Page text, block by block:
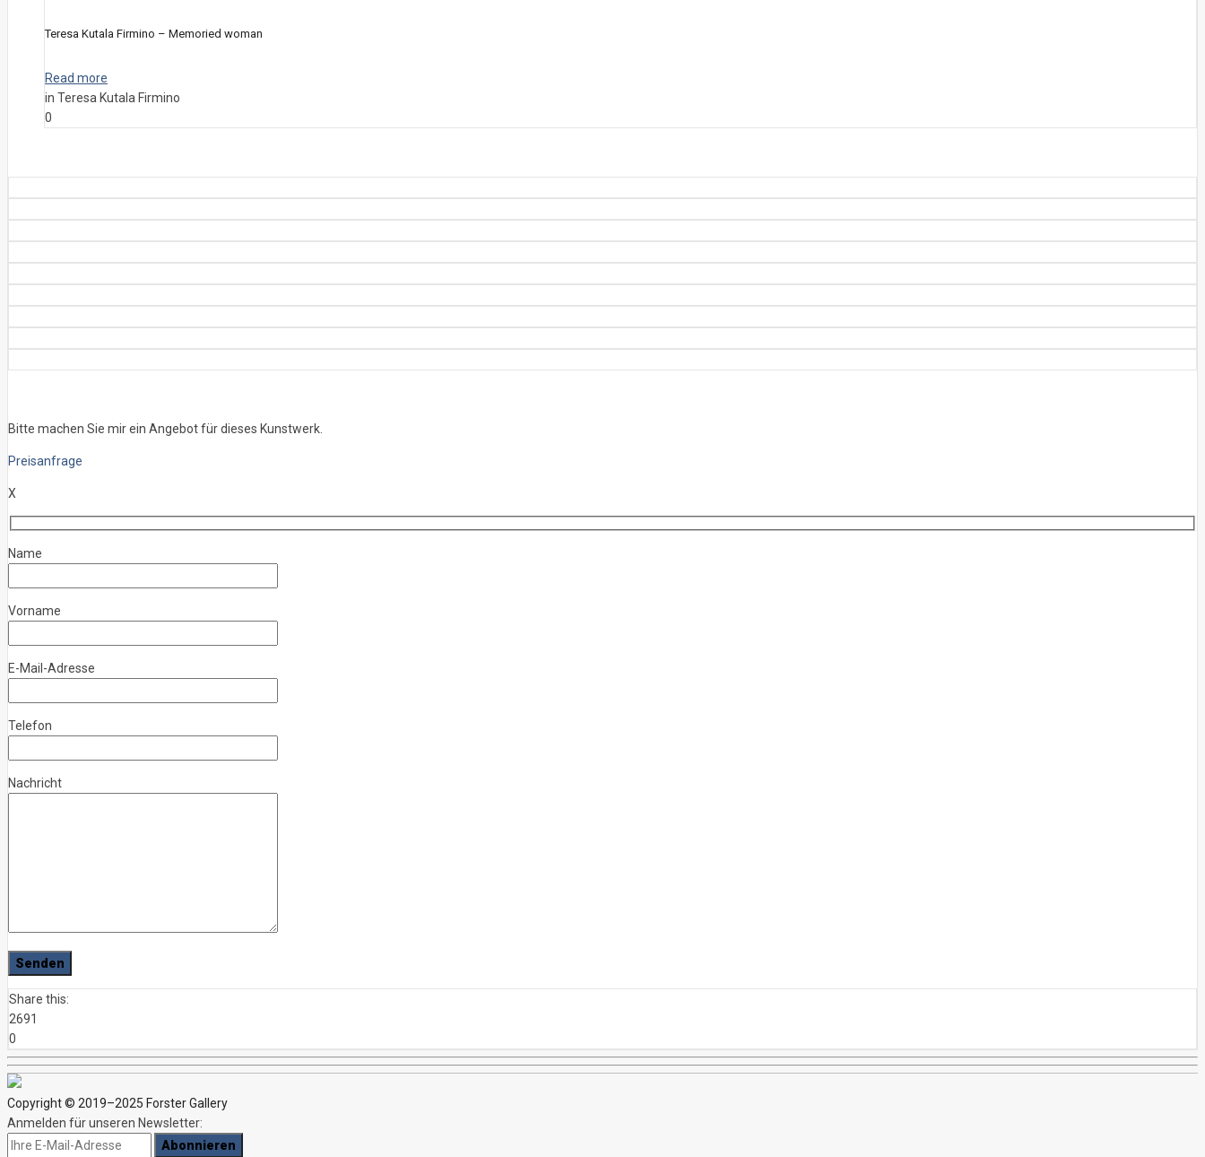
Teresa Kutala Firmino – Memoried woman
Read more
in Teresa Kutala Firmino
0
Bitte machen Sie mir ein Angebot für dieses Kunstwerk.
Preisanfrage
X
Name
Vorname
E-Mail-Adresse
Telefon
Nachricht
Share this:
2691
0
Copyright © 2019–2025 Forster Gallery
Anmelden für unseren Newsletter: